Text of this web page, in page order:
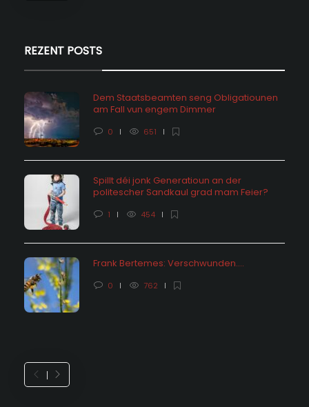
REZENT POSTS
Dem Staatsbeamten seng Obligatiounen
am Fall vun engem Dimmer
0 651
Spillt déi jonk Generatioun an der
politescher Sandkaul grad mam Feier?
1 454
Frank Bertemes: Verschwunden….
0 762